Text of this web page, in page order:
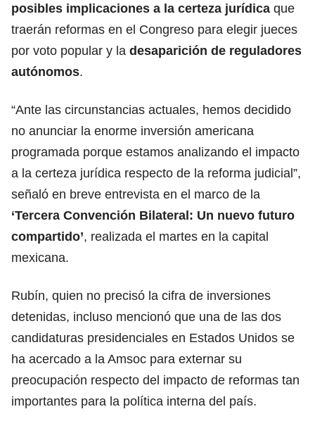
posibles implicaciones a la certeza jurídica que
traerán reformas en el Congreso para elegir jueces
por voto popular y la desaparición de reguladores
autónomos.
“Ante las circunstancias actuales, hemos decidido
no anunciar la enorme inversión americana
programada porque estamos analizando el impacto
a la certeza jurídica respecto de la reforma judicial”,
señaló en breve entrevista en el marco de la
‘Tercera Convención Bilateral: Un nuevo futuro
compartido’, realizada el martes en la capital
mexicana.
Rubín, quien no precisó la cifra de inversiones
detenidas, incluso mencionó que una de las dos
candidaturas presidenciales en Estados Unidos se
ha acercado a la Amsoc para externar su
preocupación respecto del impacto de reformas tan
importantes para la política interna del país.